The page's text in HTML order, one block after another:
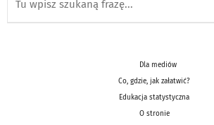
Dla mediów
Co, gdzie, jak załatwić?
Edukacja statystyczna
O stronie